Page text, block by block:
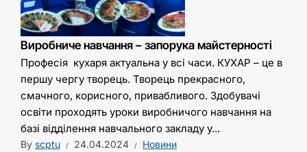
Виробниче навчання – запорука майстерності
Професія кухаря актуальна у всі часи. КУХАР – це в
першу чергу творець. Творець прекрасного,
смачного, корисного, привабливого. Здобувачі
освіти проходять уроки виробничого навчання на
базі відділення навчального закладу у...
By scptu 24.04.2024 Новини